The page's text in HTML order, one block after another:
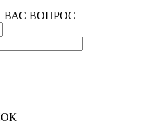
ВОПРОС